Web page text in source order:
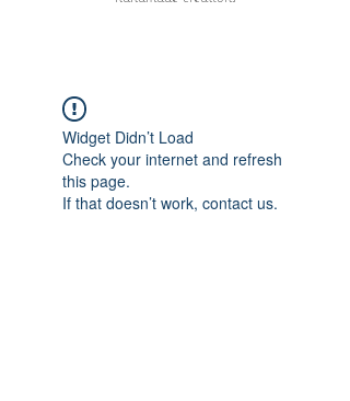
Widget Didn’t Load
Check your internet and refresh
this page.
If that doesn’t work, contact us.